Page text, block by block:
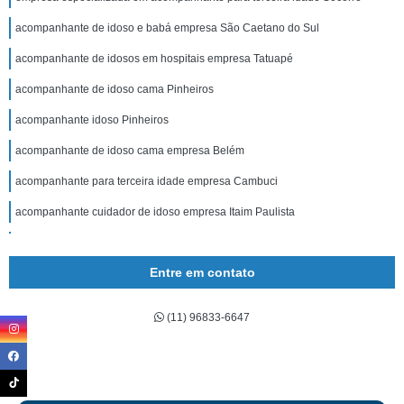
acompanhante de idoso e babá empresa São Caetano do Sul
acompanhante de idosos em hospitais empresa Tatuapé
acompanhante de idoso cama Pinheiros
acompanhante idoso Pinheiros
acompanhante de idoso cama empresa Belém
acompanhante para terceira idade empresa Cambuci
acompanhante cuidador de idoso empresa Itaim Paulista
acompanhante de idosos acamados empresa Campo Belo
acompanhante de idoso e babá Cidade Ademar
empresa especializada em acompanhante para idosos Carrão
empresa especializada em acompanhante de idoso cama Jaguaré
Entre em contato
(11) 96833-6647